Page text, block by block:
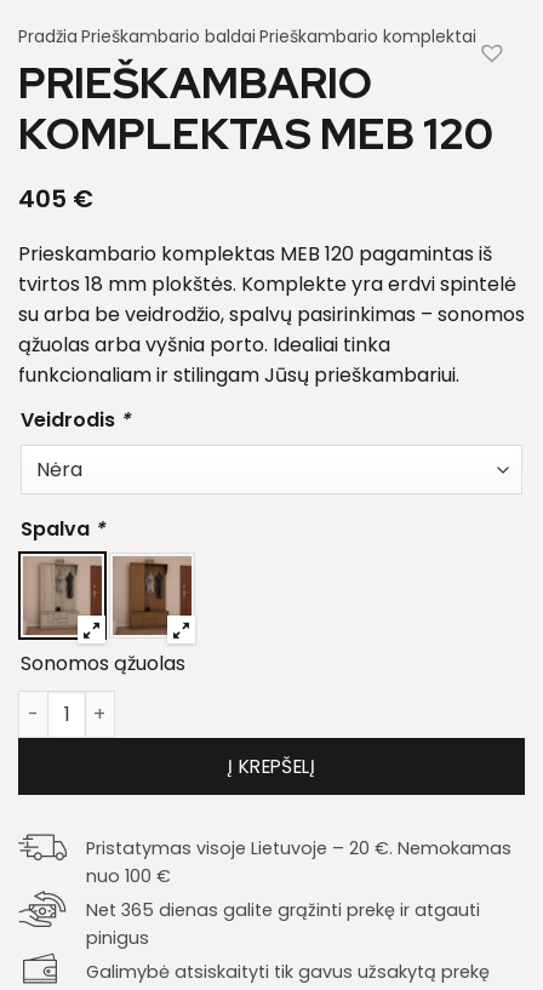
Pradžia Prieškambario baldai Prieškambario komplektai
PRIEŠKAMBARIO
KOMPLEKTAS MEB 120
405 €
Prieskambario komplektas MEB 120 pagamintas iš
tvirtos 18 mm plokštės. Komplekte yra erdvi spintelė
su arba be veidrodžio, spalvų pasirinkimas – sonomos
ąžuolas arba vyšnia porto. Idealiai tinka
funkcionaliam ir stilingam Jūsų prieškambariui.
Veidrodis *
Spalva *
Sonomos ąžuolas
produkto kiekis: Prieškambario komplektas MEB 120
Į KREPŠELĮ
Pristatymas visoje Lietuvoje – 20 €. Nemokamas
nuo 100 €
Net 365 dienas galite grąžinti prekę ir atgauti
pinigus
Galimybė atsiskaityti tik gavus užsakytą prekę